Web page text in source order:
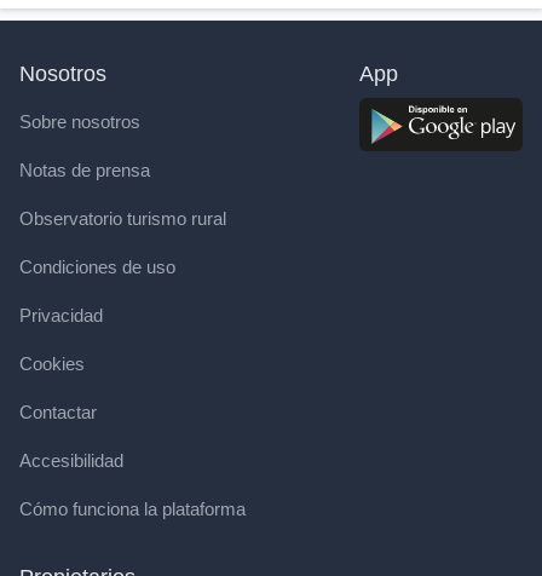
Nosotros
Sobre nosotros
Notas de prensa
Observatorio turismo rural
Condiciones de uso
Privacidad
Cookies
Contactar
Accesibilidad
Cómo funciona la plataforma
App